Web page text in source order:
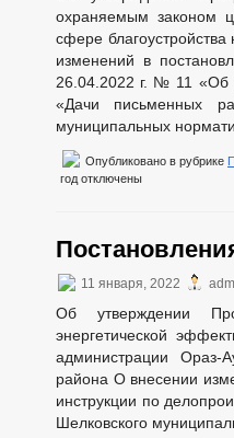
охраняемым законом
сфере
изменений в
26.04.2022 г. № 11 «Об
«Дачи письменных
муниципальных
Опубликовано в рубрике
год отключены
11 января, 2022
Об утверждении
энергетической
администрации Ораз-
района О внесении
инструкции по
Шелковского